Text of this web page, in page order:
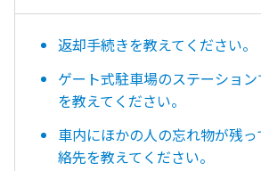
返却手続きを教えてください。
ゲート式駐車場のステーショ
を教えてください。
車内にほかの人の忘れ物が残
絡先を教えてください。